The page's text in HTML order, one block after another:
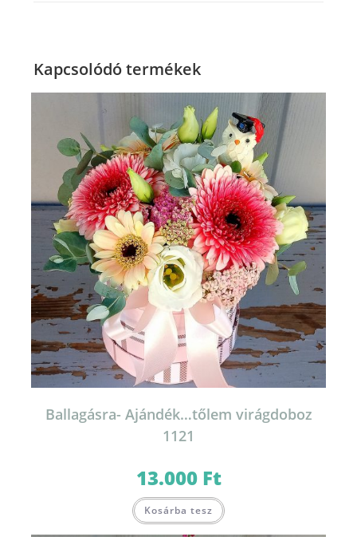
Kapcsolódó termékek
Ballagásra- Ajándék…tőlem virágdoboz
1121
13.000 Ft
Kosárba tesz